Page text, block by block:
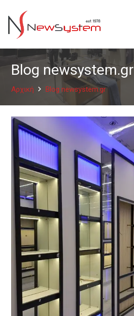
Blog newsystem.gr
Αρχική Blog newsystem.gr